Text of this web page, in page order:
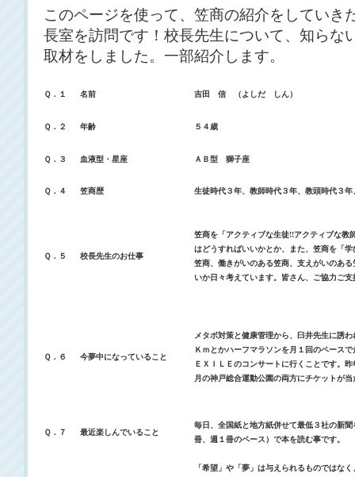
このページを使って、笠商の紹介をしていき
長室を訪問です！校長先生について、知らな
取材をしました。一部紹介します。
Ｑ．１ 名前 吉田 信 （よしだ しん）
Ｑ．２ 年齢 ５４歳
Ｑ．３ 血液型・星座 ＡＢ型 獅子座
Ｑ．４ 笠商歴 生徒時代３年、教師時代３年、教頭時代３
Ｑ．５ 校長先生のお仕事
笠商を「アクティブな生徒!!アクティブな教
はどうすればいいかとか、また、笠商を「
笠商、働きがいのある笠商、支えがいのあ
いか日々考えています。皆さん、ご協力ご
Ｑ．６ 今夢中になっていること
メタボ対策と健康管理から、臼井先生に誘
Ｋｍとかハーフマラソンを月１回のペース
ＥＸＩＬＥのコンサートに行くことです。
月の神戸総合運動公園の両方にチケットが
Ｑ．７ 最近楽しんでいること
毎日、全国紙と地方紙併せて最低３社の新
冊、週１冊のペース）で本を読む事です。
「希望」や「夢」は与えられるものではな